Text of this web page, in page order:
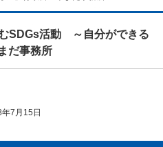
SDGs活動 ～自分ができる
だ事務所
7月15日